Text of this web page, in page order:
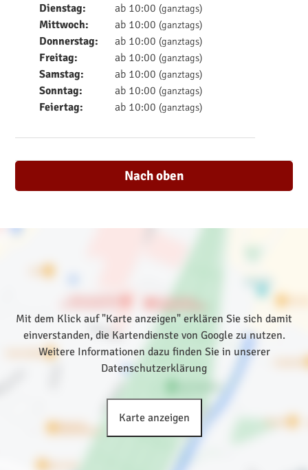
Dienstag: ab 10:00 (ganztags)
Mittwoch: ab 10:00 (ganztags)
Donnerstag: ab 10:00 (ganztags)
Freitag: ab 10:00 (ganztags)
Samstag: ab 10:00 (ganztags)
Sonntag: ab 10:00 (ganztags)
Feiertag: ab 10:00 (ganztags)
Nach oben
Mit dem Klick auf "Karte anzeigen" erklären Sie sich damit
einverstanden, die Kartendienste von Google zu nutzen.
Weitere Informationen dazu finden Sie in unserer
Datenschutzerklärung
Karte anzeigen